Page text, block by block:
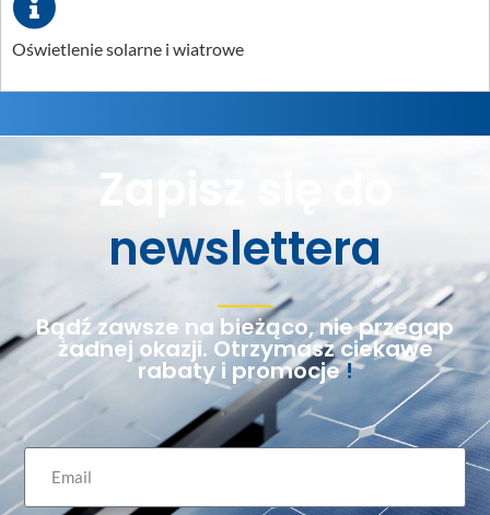
Oświetlenie solarne i wiatrowe
Zapisz się do
newslettera
Bądź zawsze na bieżąco, nie przegap
żadnej okazji. Otrzymasz ciekawe
rabaty i promocje!